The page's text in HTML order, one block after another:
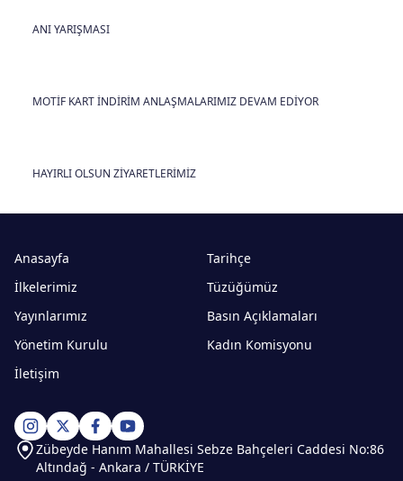
ANI YARIŞMASI
MOTİF KART İNDİRİM ANLAŞMALARIMIZ DEVAM EDİYOR
HAYIRLI OLSUN ZİYARETLERİMİZ
Anasayfa
Tarihçe
İlkelerimiz
Tüzüğümüz
Yayınlarımız
Basın Açıklamaları
Yönetim Kurulu
Kadın Komisyonu
İletişim
Zübeyde Hanım Mahallesi Sebze Bahçeleri Caddesi No:86
Altındağ - Ankara / TÜRKİYE